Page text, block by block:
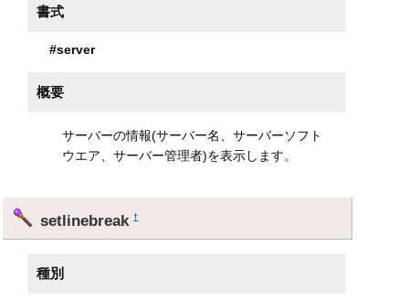
書式
#server
概要
サーバーの情報(サーバー名、サーバーソフト
ウエア、サーバー管理者)を表示します。
setlinebreak†
種別